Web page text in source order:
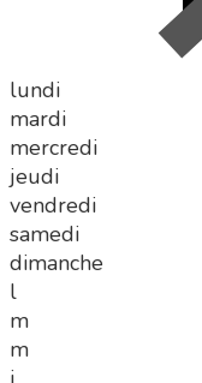
lundi
mardi
mercredi
jeudi
vendredi
samedi
dimanche
l
m
m